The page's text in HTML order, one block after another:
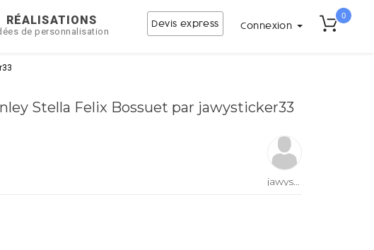
RÉALISATIONS
de personnalisation
Devis express Connexion
0
Stella Felix Bossuet par jawysticker33
jawysticker33